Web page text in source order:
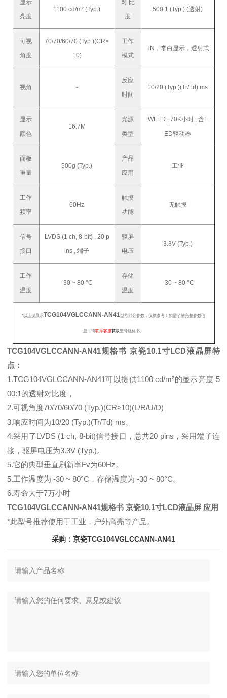
显示
亮度
1100 cd/m² (Typ.)
对 比
度
500:1 (Typ.) (透射)
可视
角度
70/70/60/70 (Typ.)(CR≥
10)
工作
模式
TN，常白显示，透射式
视角 -
反应
时间
10/20 (Typ.)(Tr/Td) ms
显示
颜色
16.7M
光源
类型
WLED , 70K小时 , 含L
ED驱动器
面板
重量
500g (Typ.)
产品
应用
工业
工作
频率
60Hz
触摸
功能
无触摸
信号
接口
LVDS (1 ch, 8-bit) , 20 p
ins , 端子
驱屏
电压
3.3V (Typ.)
工作
温度
-30 ~ 80 °C
存储
温度
-30 ~ 80 °C
*以上仅展示TCG104VGLCCANN-AN41型号部分参数，仅供参考！如需了解完整参数信
息，请联系客服获取型号规格书。
TCG104VGLCCANN-AN41规格书 京瓷10.1寸LCD液晶屏特
点：
1.TCG104VGLCCANN-AN41可以提供1100 cd/m²的显示亮度 5
00:1的透射对比度，
2.可视角度70/70/60/70 (Typ.)(CR≥10)(L/R/U/D)
3.响应时间为10/20 (Typ.)(Tr/Td) ms。
4.采用了LVDS (1 ch, 8-bit)信号接口，总共20 pins，采用端子连
接，驱屏电压为3.3V (Typ.)。
5.它的典型垂直刷新率Fv为60Hz。
5.工作温度为 -30 ~ 80°C，存储温度为 -30 ~ 80°C。
6.寿命大于7万小时
TCG104VGLCCANN-AN41规格书 京瓷10.1寸LCD液晶屏 应用
*此型号推荐使用于工业，户外高亮等产品。
采购：京瓷TCG104VGLCCANN-AN41